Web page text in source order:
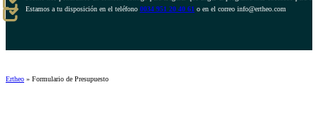
Estamos a tu disposición en el teléfono 0034 951 20 40 61 o en el correo info@ertheo.com
Ertheo » Formulario de Presupuesto